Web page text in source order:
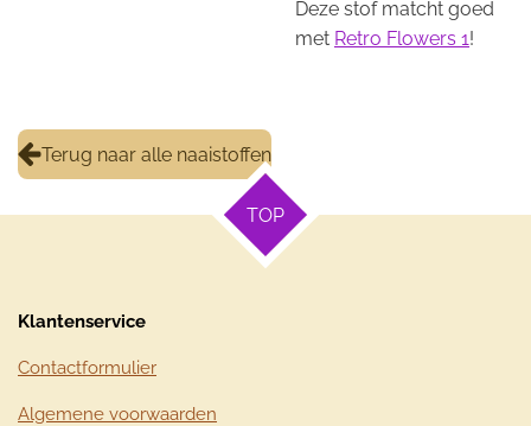
Deze stof matcht goed
met Retro Flowers 1!
Terug naar alle naaistoffen
TOP
Klantenservice
Contactformulier
Algemene voorwaarden